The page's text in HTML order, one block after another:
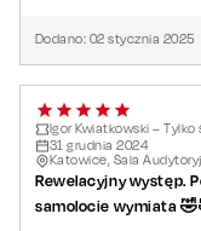
Dodano: 02 stycznia 2025
Igor Kwiatkowski –
31 grudnia 2024
Katowice, Sala
Rewelacyjny występ.
samolocie wymiata